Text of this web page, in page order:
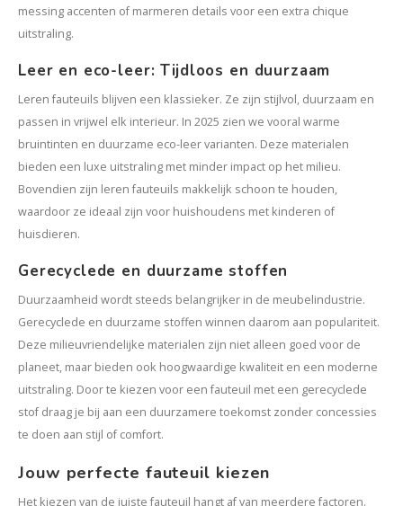
messing accenten of marmeren details voor een extra chique
uitstraling.
Leer en eco-leer: Tijdloos en duurzaam
Leren fauteuils blijven een klassieker. Ze zijn stijlvol, duurzaam en
passen in vrijwel elk interieur. In 2025 zien we vooral warme
bruintinten en duurzame eco-leer varianten. Deze materialen
bieden een luxe uitstraling met minder impact op het milieu.
Bovendien zijn leren fauteuils makkelijk schoon te houden,
waardoor ze ideaal zijn voor huishoudens met kinderen of
huisdieren.
Gerecyclede en duurzame stoffen
Duurzaamheid wordt steeds belangrijker in de meubelindustrie.
Gerecyclede en duurzame stoffen winnen daarom aan populariteit.
Deze milieuvriendelijke materialen zijn niet alleen goed voor de
planeet, maar bieden ook hoogwaardige kwaliteit en een moderne
uitstraling. Door te kiezen voor een fauteuil met een gerecyclede
stof draag je bij aan een duurzamere toekomst zonder concessies
te doen aan stijl of comfort.
Jouw perfecte fauteuil kiezen
Het kiezen van de juiste fauteuil hangt af van meerdere factoren.